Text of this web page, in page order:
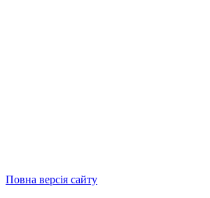
Повна версія сайту